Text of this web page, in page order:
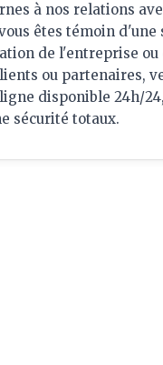
à nos relations
êtes témoin
de l'entreprise
ou partenaires,
disponible 24h/
sécurité totaux.